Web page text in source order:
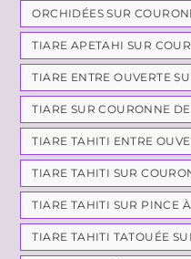
ORCHIDÉES SUR
TIARE APETAHI SUR
TIARE ENTRE OUVERTE
TIARE SUR COURONNE DE
TIARE TAHITI ENTRE
TIARE TAHITI SUR
TIARE TAHITI SUR PINCE
TIARE TAHITI TATOUÉE